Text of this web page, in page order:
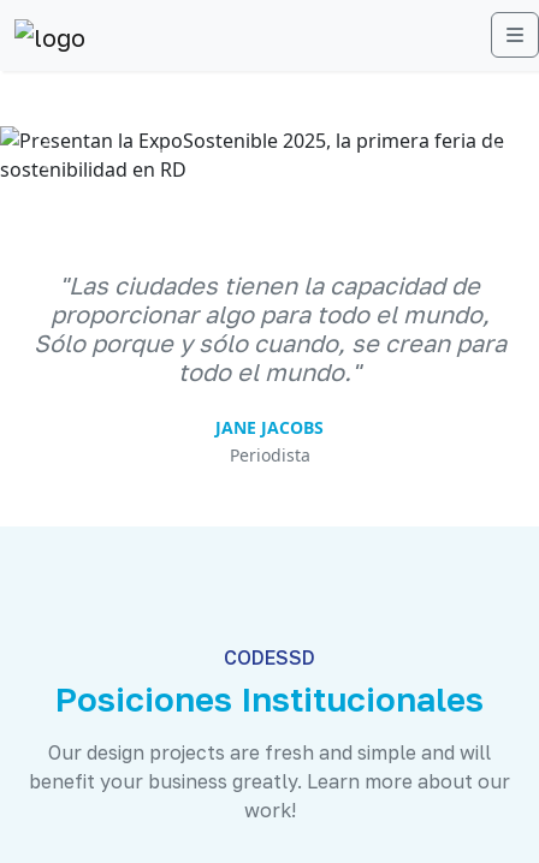
Anterior
"Las ciudades tienen la capacidad de
proporcionar algo para todo el mundo,
Sólo porque y sólo cuando, se crean para
todo el mundo."
JANE JACOBS
Periodista
CODESSD
Posiciones Institucionales
Our design projects are fresh and simple and will
benefit your business greatly. Learn more about our
work!